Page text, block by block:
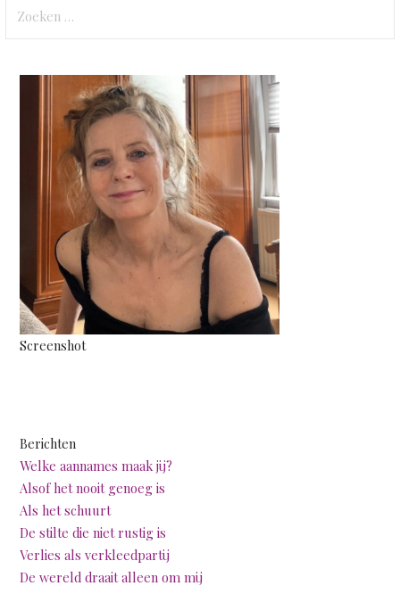
naar:
Screenshot
Berichten
Welke aannames maak jij?
Alsof het nooit genoeg is
Als het schuurt
De stilte die niet rustig is
Verlies als verkleedpartij
De wereld draait alleen om mij